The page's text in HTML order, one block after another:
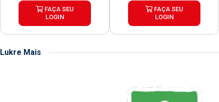
FAÇA SEU
LOGIN
FAÇA SEU
LOGIN
Lukre Mais